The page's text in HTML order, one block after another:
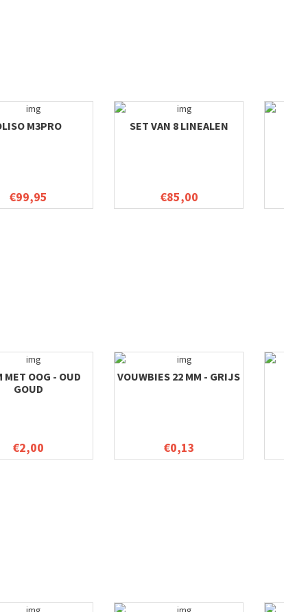
M3PRO
€99,95
SET VAN 8 LINEALEN
€85,00
MET OOG - OUD
GOUD
€2,00
VOUWBIES 22 MM - GRIJS
€0,13